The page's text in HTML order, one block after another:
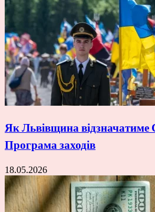
Як Львівщина відзначатиме
Програма заходів
18.05.2026